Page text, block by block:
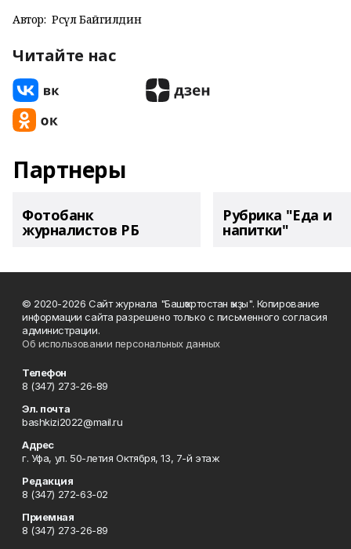
Автор: Рәсүл Байгилдин
Читайте нас
Партнеры
Фотобанк
журналистов РБ
Рубрика "Еда и
напитки"
© 2020-2026 Сайт журнала "Башҡортостан ҡыҙы". Копирование
информации сайта разрешено только с письменного согласия
администрации.
Об использовании персональных данных
Телефон
8 (347) 273-26-89
Эл. почта
bashkizi2022@mail.ru
Адрес
г. Уфа, ул. 50-летия Октября, 13, 7-й этаж
Редакция
8 (347) 272-63-02
Приемная
8 (347) 273-26-89